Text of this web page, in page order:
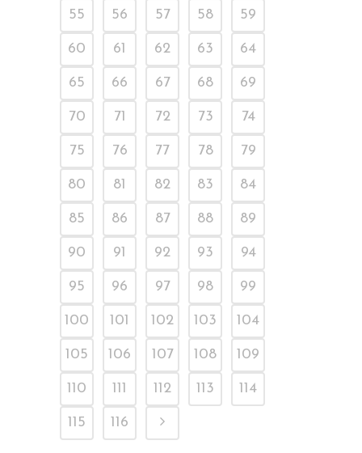
55 56 57 58 59
60 61 62 63 64
65 66 67 68 69
70 71 72 73 74
75 76 77 78 79
80 81 82 83 84
85 86 87 88 89
90 91 92 93 94
95 96 97 98 99
100 101 102 103 104
105 106 107 108 109
110 111 112 113 114
115 116